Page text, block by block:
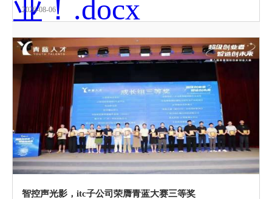
2026-08-06
智控声光影，itc子公司荣膺青蓝大赛三等奖